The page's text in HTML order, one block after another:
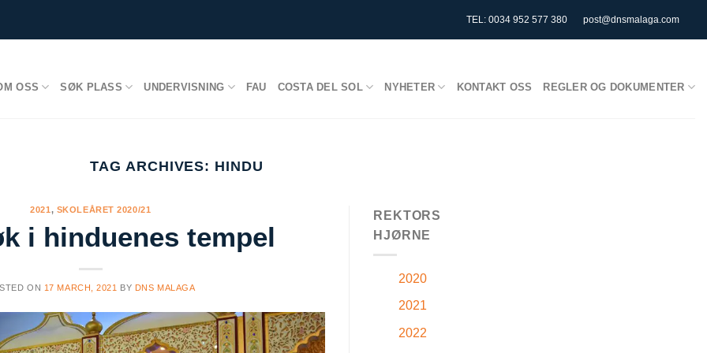
TEL: 0034 952 577 380 post@dnsmalaga.com
OSS SØK PLASS UNDERVISNING FAU COSTA DEL SOL NYHETER KONTAKT OSS REGLER OG DOKUMENTER
TAG ARCHIVES: HINDU
2021, SKOLEÅRET 2020/21
i hinduenes tempel
ON 17 MARCH, 2021 BY DNS MALAGA
REKTORS
HJØRNE
2020
2021
2022